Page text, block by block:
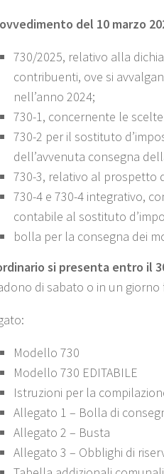
del 10 marzo
730/2025, relativo alla
contribuenti, ove si
nell’anno 2024;
730-1, concernente le
730-2 per il sostituto
dell’avvenuta consegna
730-3, relativo al prospetto
730-4 e 730-4 integrativo,
contabile al sostituto
bolla per la consegna dei
si presenta entro il
di sabato o in un
Modello 730
Modello 730 EDITABILE
Istruzioni per la
Allegato 1 – Bolla di
Allegato 2 – Busta
Allegato 3 – Obblighi di